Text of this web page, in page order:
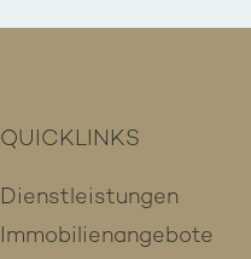
QUICKLINKS
Dienstleistungen
Immobilienangebote